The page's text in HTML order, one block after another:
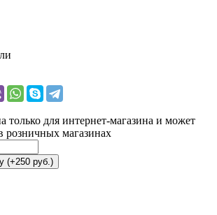
только для интернет-магазина и может
розничных магазинах
(+250 руб.)